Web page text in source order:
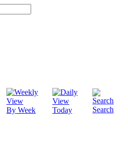
By Week Today Search